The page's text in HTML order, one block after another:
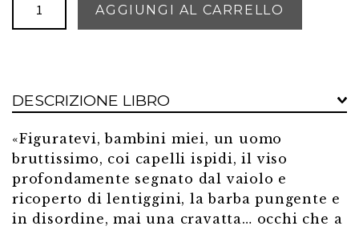
AGGIUNGI AL CARRELLO
DESCRIZIONE LIBRO
«Figuratevi, bambini miei, un uomo
bruttissimo, coi capelli ispidi, il viso
profondamente segnato dal vaiolo e
ricoperto di lentiggini, la barba pungente e
in disordine, mai una cravatta… occhi che a